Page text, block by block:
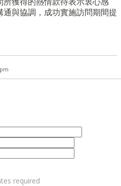
與協調，成功實施訪問期間提
required